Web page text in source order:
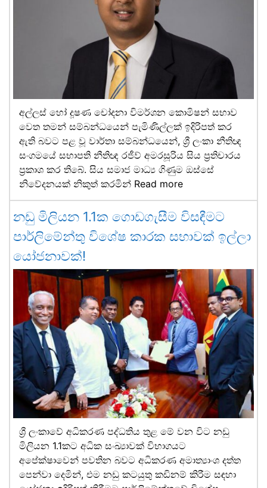
අල්ලස් හෝ දූෂණ චෝදනා විමර්ශන කොමිෂන් සභාව
වෙත තමන් සම්බන්ධයෙන් පැමිණිල්ලක් ඉදිරිපත් කර
ඇති බවට පළ වූ වාර්තා සම්බන්ධයෙන්, ශ්‍රී ලංකා නීතිඥ
සංගමයේ සභාපති නීතිඥ රජීව් අමරසූරිය සිය ප්‍රතිචාරය
ප්‍රකාශ කර තිබේ. සිය සමාජ මාධ්‍ය ගිණුම ඔස්සේ
නිවේදනයක් නිකුත් කරමින් Read more
නඩු මිලියන 1.1ක ගොඩගැසීම විසඳීමට
පාර්ලිමේන්තු විශේෂ කාරක සභාවක් ඉල්ලා
යෝජනාවක්!
ශ්‍රී ලංකාවේ අධිකරණ පද්ධතිය තුළ මේ වන විට නඩු
මිලියන 1.1කට අධික සංඛ්‍යාවක් විභාගයට
අපේක්ෂාවෙන් පවතින බවට අධිකරණ අමාත්‍යාංශ දත්ත
පෙන්වා දෙමින්, එම නඩු කටයුතු කඩිනම් කිරීම සඳහා